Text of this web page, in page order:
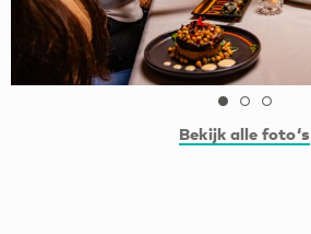
Bekijk alle foto‘s